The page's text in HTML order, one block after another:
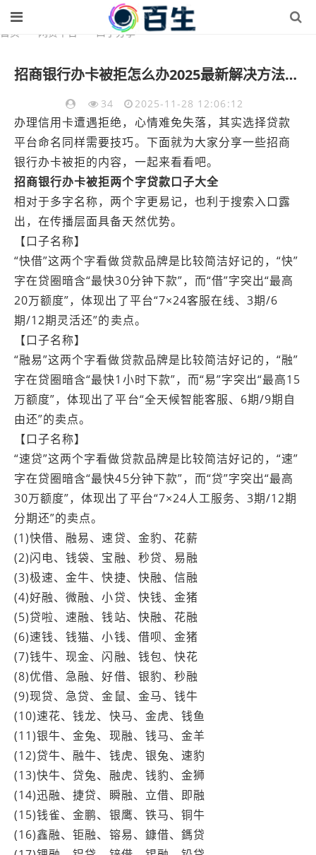
首页 网贷平台 口子分享
招商银行办卡被拒怎么办2025最新解决方法与通过技巧
34 2025-11-28 12:06:12
办理信用卡遭遇拒绝，心情难免失落，其实选择贷款
平台命名同样需要技巧。下面就为大家分享一些招商
银行办卡被拒的内容，一起来看看吧。
招商银行办卡被拒两个字贷款口子大全
相对于多字名称，两个字更易记，也利于搜索入口露
出，在传播层面具备天然优势。
【口子名称】
“快借”这两个字看做贷款品牌是比较简洁好记的，“快”
字在贷圈暗含“最快30分钟下款”，而“借”字突出“最高
20万额度”，体现出了平台“7×24客服在线、3期/6
期/12期灵活还”的卖点。
【口子名称】
“融易”这两个字看做贷款品牌是比较简洁好记的，“融”
字在贷圈暗含“最快1小时下款”，而“易”字突出“最高15
万额度”，体现出了平台“全天候智能客服、6期/9期自
由还”的卖点。
【口子名称】
“速贷”这两个字看做贷款品牌是比较简洁好记的，“速”
字在贷圈暗含“最快45分钟下款”，而“贷”字突出“最高
30万额度”，体现出了平台“7×24人工服务、3期/12期
分期还”的卖点。
(1)快借、融易、速贷、金豹、花薪
(2)闪电、钱袋、宝融、秒贷、易融
(3)极速、金牛、快捷、快融、信融
(4)好融、微融、小贷、快钱、金猪
(5)贷啦、速融、钱站、快融、花融
(6)速钱、钱猫、小钱、借呗、金猪
(7)钱牛、现金、闪融、钱包、快花
(8)优借、急融、好借、银豹、秒融
(9)现贷、急贷、金鼠、金马、钱牛
(10)速花、钱龙、快马、金虎、钱鱼
(11)银牛、金兔、现融、钱马、金羊
(12)贷牛、融牛、钱虎、银兔、速豹
(13)快牛、贷兔、融虎、钱豹、金狮
(14)迅融、捷贷、瞬融、立借、即融
(15)钱雀、金鹏、银鹰、铁马、铜牛
(16)鑫融、钜融、镕易、鏮借、鎷贷